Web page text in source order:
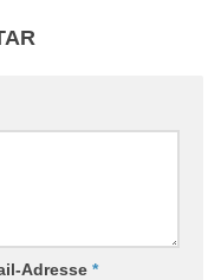
Adresse *